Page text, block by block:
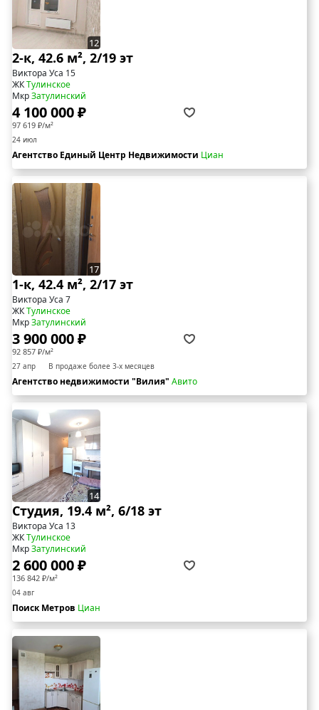
12
2-к, 42.6 м², 2/19 эт
Виктора Уса 15
ЖКТулинское
МкрЗатулинский
4 100 000 ₽
97 619 ₽/м²
24 июл
Агентство Единый Центр Недвижимости Циан
17
1-к, 42.4 м², 2/17 эт
Виктора Уса 7
ЖКТулинское
МкрЗатулинский
3 900 000 ₽
92 857 ₽/м²
27 апр В продаже более 3-х месяцев
Агентство недвижимости "Вилия" Авито
14
Студия, 19.4 м², 6/18 эт
Виктора Уса 13
ЖКТулинское
МкрЗатулинский
2 600 000 ₽
136 842 ₽/м²
04 авг
Поиск Метров Циан